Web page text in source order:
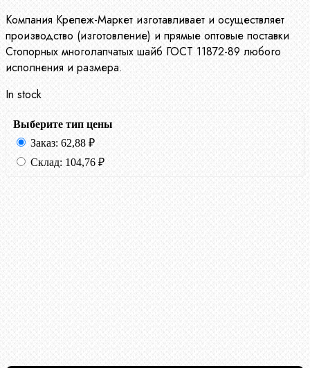
Компания Крепеж-Маркет изготавливает и осуществляет
производство (изготовление) и прямые оптовые поставки
Стопорных многолапчатых шайб ГОСТ 11872-89 любого
исполнения и размера.
In stock
Выберите тип цены
Заказ: 62,88 ₽
Склад: 104,76 ₽